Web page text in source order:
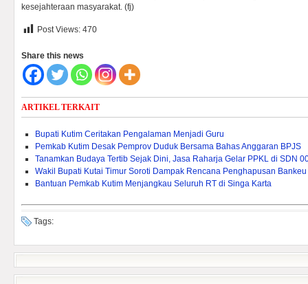
kesejahteraan masyarakat. (fj)
Post Views: 470
Share this news
ARTIKEL TERKAIT
Bupati Kutim Ceritakan Pengalaman Menjadi Guru
Pemkab Kutim Desak Pemprov Duduk Bersama Bahas Anggaran BPJS
Tanamkan Budaya Tertib Sejak Dini, Jasa Raharja Gelar PPKL di SDN
Wakil Bupati Kutai Timur Soroti Dampak Rencana Penghapusan
Bantuan Pemkab Kutim Menjangkau Seluruh RT di Singa Karta
Tags: